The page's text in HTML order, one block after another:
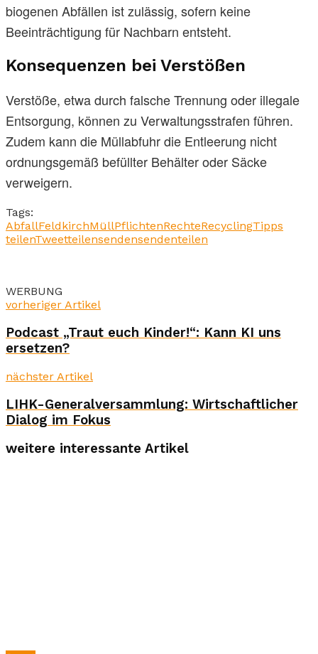
biogenen Abfällen ist zulässig, sofern keine
Beeinträchtigung für Nachbarn entsteht.
Konsequenzen bei Verstößen
Verstöße, etwa durch falsche Trennung oder illegale
Entsorgung, können zu Verwaltungsstrafen führen.
Zudem kann die Müllabfuhr die Entleerung nicht
ordnungsgemäß befüllter Behälter oder Säcke
verweigern.
Tags:
AbfallFeldkirchMüllPflichtenRechteRecyclingTipps
teilenTweetteilensendensendenteilen
WERBUNG
vorheriger Artikel
Podcast „Traut euch Kinder!“: Kann KI uns
ersetzen?
nächster Artikel
LIHK-Generalversammlung: Wirtschaftlicher
Dialog im Fokus
weitere interessante Artikel